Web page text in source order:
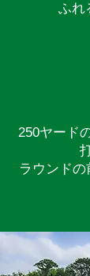
ふれ
250ヤード
ラウンド